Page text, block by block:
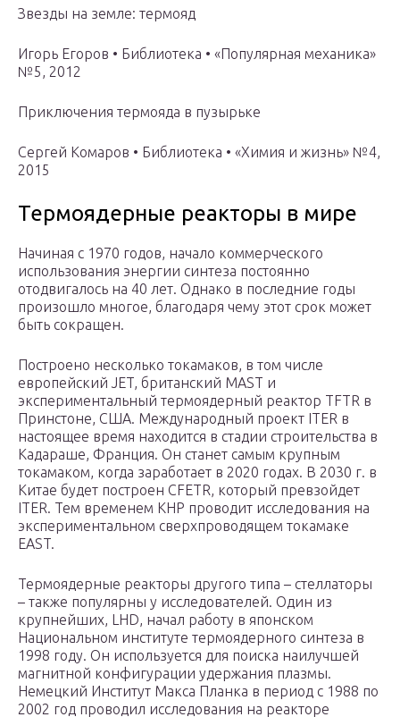
Звезды на земле: термояд
Игорь Егоров • Библиотека • «Популярная механика»
№5, 2012
Приключения термояда в пузырьке
Сергей Комаров • Библиотека • «Химия и жизнь» №4,
2015
Термоядерные реакторы в мире
Начиная с 1970 годов, начало коммерческого
использования энергии синтеза постоянно
отодвигалось на 40 лет. Однако в последние годы
произошло многое, благодаря чему этот срок может
быть сокращен.
Построено несколько токамаков, в том числе
европейский JET, британский MAST и
экспериментальный термоядерный реактор TFTR в
Принстоне, США. Международный проект ITER в
настоящее время находится в стадии строительства в
Кадараше, Франция. Он станет самым крупным
токамаком, когда заработает в 2020 годах. В 2030 г. в
Китае будет построен CFETR, который превзойдет
ITER. Тем временем КНР проводит исследования на
экспериментальном сверхпроводящем токамаке
EAST.
Термоядерные реакторы другого типа – стеллаторы
– также популярны у исследователей. Один из
крупнейших, LHD, начал работу в японском
Национальном институте термоядерного синтеза в
1998 году. Он используется для поиска наилучшей
магнитной конфигурации удержания плазмы.
Немецкий Институт Макса Планка в период с 1988 по
2002 год проводил исследования на реакторе